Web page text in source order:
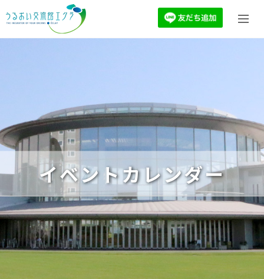
イベントカレンダー